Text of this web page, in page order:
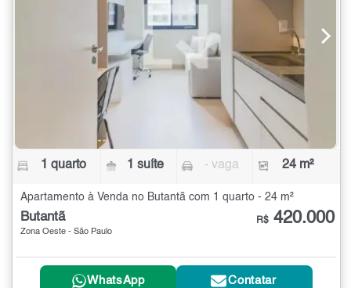
1 quarto 1 suíte - vaga 24 m²
Apartamento à Venda no Butantã com 1 quarto - 24 m²
Butantã
Zona Oeste - São Paulo
R$ 420.000
WhatsApp Contatar